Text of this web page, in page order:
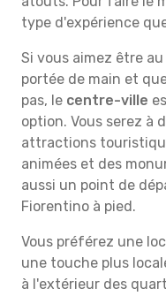
type d'expérience
Si vous aimez être
portée de main et
pas, le centre-ville
option. Vous serez à
attractions
animées et des
aussi un point de
Fiorentino à pied.
Vous préférez une
une touche plus
à l'extérieur des